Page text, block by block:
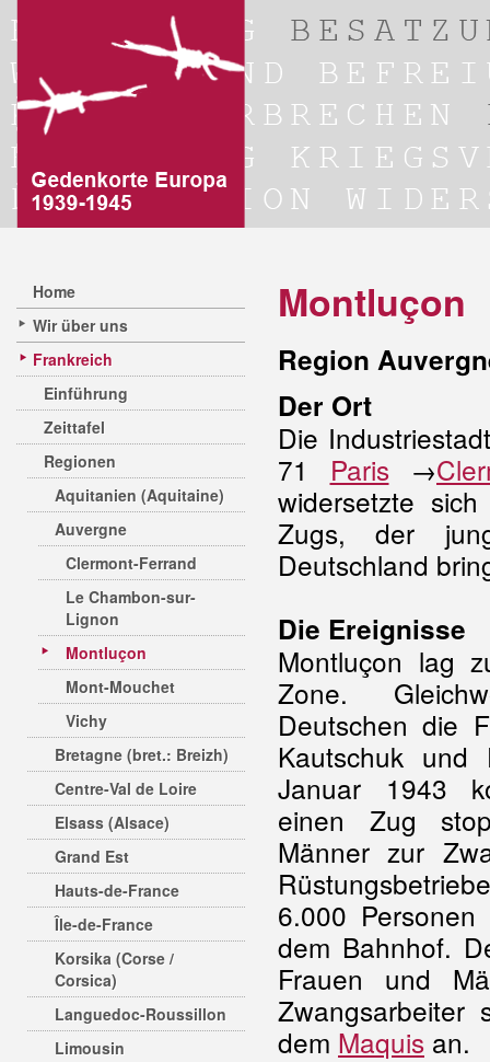
Home
Wir über uns
Frankreich
Einführung
Zeittafel
Regionen
Aquitanien (Aquitaine)
Auvergne
Clermont-Ferrand
Le Chambon-sur-
Lignon
Montluçon
Mont-Mouchet
Vichy
Bretagne (bret.: Breizh)
Centre-Val de Loire
Elsass (Alsace)
Grand Est
Hauts-de-France
Île-de-France
Korsika (Corse /
Corsica)
Languedoc-Roussillon
Limousin
Montluçon
Region
Der Ort
Die
71 Paris →
widersetzte
Zugs, der
Deutschland
Die Ereignisse
Montluçon lag
Zone.
Deutschen die
Kautschuk und
Januar 1943
einen Zug
Männer zur
6.000
dem Bahnhof.
Frauen und
dem Maquis an.